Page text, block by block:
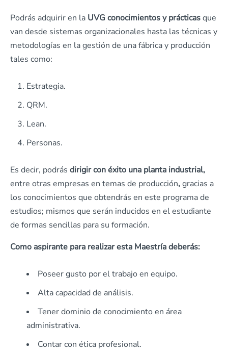
Podrás adquirir en la UVG conocimientos y prácticasque
van desde sistemas organizacionales hasta las técnicas y
metodologías en la gestión de una fábrica y producción
tales como:
Estrategia.
QRM.
Lean.
Personas.
Es decir, podrás dirigir con éxito una planta industrial,
entre otras empresas en temas de producción,gracias a
los conocimientos que obtendrás en este programa de
estudios; mismos que serán inducidos en el estudiante
de formas sencillas para su formación.
Como aspirante para realizar esta Maestría deberás:
Poseer gusto por el trabajo en equipo.
Alta capacidad de análisis.
Tener dominio de conocimiento en área
administrativa.
Contar con ética profesional.